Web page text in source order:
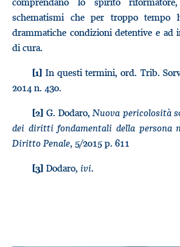
schematismi che per troppo tempo
drammatiche condizioni detentive e ad
di cura.
[1] In questi termini, ord. Trib.
2014 n. 430.
[2] G. Dodaro,Nuova pericolosità
dei diritti fondamentali della persona
Diritto Penale, 5/2015 p. 611
[3] Dodaro, ivi.